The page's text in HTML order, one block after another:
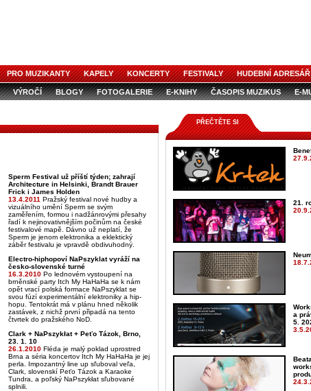
PRO MUZIKANTY KAPELY KONCERTY FESTIVALY HUDEBNÍ ADRESÁŘ
VÝROČÍ BLOGY FOTOGALERIE E-KNIHY ČASOPIS MUZIKUS E-
Sperm Festival už příští týden; zahrají
Architecture in Helsinki, Brandt Brauer
Frick i James Holden
13.4.2011 Pražský festival nové hudby a
vizuálního umění Sperm se svým
zaměřením, formou i nadžánrovými přesahy
řadí k nejinovativnějším počinům na české
festivalové mapě. Dávno už neplatí, že
Sperm je jenom elektronika a eklektický
záběr festivalu je vpravdě obdivuhodný.
Electro-hiphopoví NaPszyklat vyráží na
česko-slovenské turné
16.3.2010 Po lednovém vystoupení na
brněnské party Itch My HaHaHa se k nám
opět vrací polská formace NaPszyklat se
svou fúzí experimentální elektroniky a hip-
hopu. Tentokrát má v plánu hned několik
zastávek, z nichž první připadá na tento
čtvrtek do pražského NoD.
Clark + NaPszykłat + Peťo Tázok, Brno,
23. 1. 10
26.1.2010 Fléda je malý poklad uprostred
Brna a séria koncertov Itch My HaHaHa je jej
perla. Impozantný line up sľuboval veľa,
Clark, slovenskí Peťo Tázok a Karaoke
Tundra, a poľský NaPszykłat sľubované
splnili.
PŘEČTĚTE SI
21.
a
5.